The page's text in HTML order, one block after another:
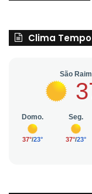
Clima Tempo